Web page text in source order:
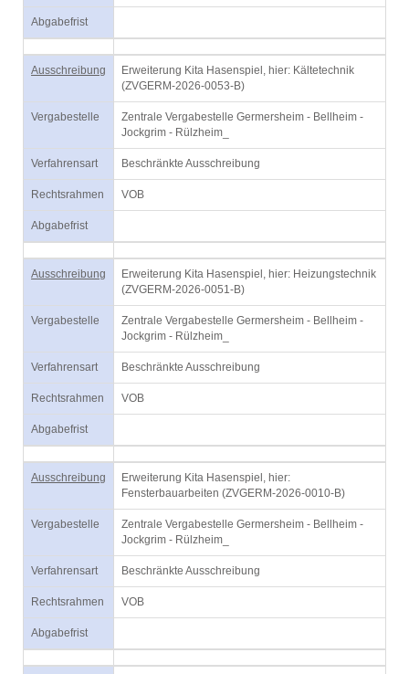
Abgabefrist
Ausschreibung
Erweiterung Kita Hasenspiel, hier: Kältetechnik
(ZVGERM-2026-0053-B)
Vergabestelle
Zentrale Vergabestelle Germersheim - Bellheim -
Jockgrim - Rülzheim_
Verfahrensart Beschränkte Ausschreibung
Rechtsrahmen VOB
Abgabefrist
Ausschreibung
Erweiterung Kita Hasenspiel, hier: Heizungstechnik
(ZVGERM-2026-0051-B)
Vergabestelle
Zentrale Vergabestelle Germersheim - Bellheim -
Jockgrim - Rülzheim_
Verfahrensart Beschränkte Ausschreibung
Rechtsrahmen VOB
Abgabefrist
Ausschreibung
Erweiterung Kita Hasenspiel, hier:
Fensterbauarbeiten (ZVGERM-2026-0010-B)
Vergabestelle
Zentrale Vergabestelle Germersheim - Bellheim -
Jockgrim - Rülzheim_
Verfahrensart Beschränkte Ausschreibung
Rechtsrahmen VOB
Abgabefrist